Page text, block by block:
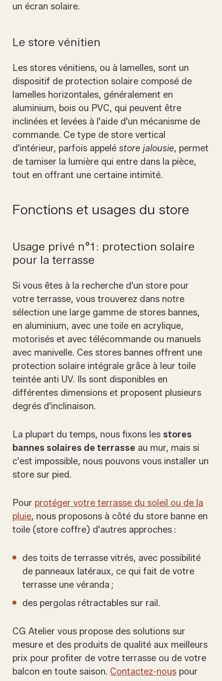
un écran solaire.
Le store vénitien
Les stores vénitiens, ou à lamelles, sont un
dispositif de protection solaire composé de
lamelles horizontales, généralement en
aluminium, bois ou PVC, qui peuvent être
inclinées et levées à l'aide d'un mécanisme de
commande. Ce type de store vertical
d'intérieur, parfois appelé store jalousie, permet
de tamiser la lumière qui entre dans la pièce,
tout en offrant une certaine intimité.
Fonctions et usages du store
Usage privé n°1 : protection solaire
pour la terrasse
Si vous êtes à la recherche d'un store pour
votre terrasse, vous trouverez dans notre
sélection une large gamme de stores bannes,
en aluminium, avec une toile en acrylique,
motorisés et avec télécommande ou manuels
avec manivelle. Ces stores bannes offrent une
protection solaire intégrale grâce à leur toile
teintée anti UV. Ils sont disponibles en
différentes dimensions et proposent plusieurs
degrés d'inclinaison.
La plupart du temps, nous fixons les stores
bannes solaires de terrasse au mur, mais si
c'est impossible, nous pouvons vous installer un
store sur pied.
Pour protéger votre terrasse du soleil ou de la
pluie, nous proposons à côté du store banne en
toile (store coffre) d'autres approches :
des toits de terrasse vitrés, avec possibilité
de panneaux latéraux, ce qui fait de votre
terrasse une véranda ;
des pergolas rétractables sur rail.
CG Atelier vous propose des solutions sur
mesure et des produits de qualité aux meilleurs
prix pour profiter de votre terrasse ou de votre
balcon en toute saison. Contactez-nous pour